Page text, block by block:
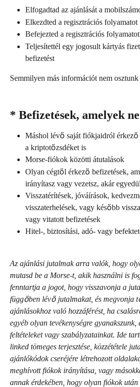
Elfogadtad az ajánlását a
Elkezdted a regisztrációs folyamatot
Befejezted a regisztrációs folyamatot
Teljesítettél egy jogosult kártyás
befizetést
Semmilyen más információt nem osztunk
* Befizetések, amelyek
Máshol lévő saját fiókjaidról érkező
a kriptotőzsdéket is
Morse-fiókok közötti átutalások
Olyan cégtől érkező befizetések,
irányítasz vagy vezetsz, akár
Visszatérítések, jóváírások,
visszaterhelések, vagy később
vagy vitatott befizetések
Hitel-, biztosítási, adó- vagy
Az ajánlási jutalmak arra valók, hogy
mutasd be a Morse-t, akik használni is
fenntartja a jogot, hogy visszavonja a
függőben lévő jutalmakat, és megvonja
ajánlásokhoz való hozzáférést, ha
egyéb olyan tevékenységre gyanakszunk,
feltételeket vagy szabályzatainkat. Ide
linked tömeges terjesztése, közzététele
ajánlókódok cseréjére létrehozott
meghívott fiókok irányítása, vagy
annak érdekében, hogy olyan fiókok